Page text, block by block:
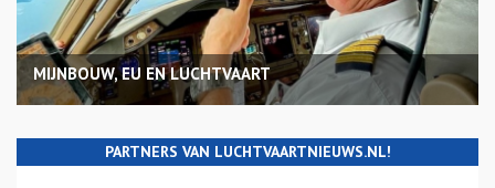
MIJNBOUW, EU EN LUCHTVAART
PARTNERS VAN LUCHTVAARTNIEUWS.NL!